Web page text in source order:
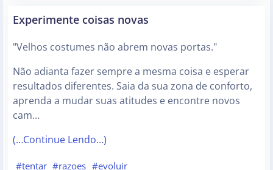
Experimente coisas novas
"Velhos costumes não abrem novas portas."
Não adianta fazer sempre a mesma coisa e esperar
resultados diferentes. Saia da sua zona de conforto,
aprenda a mudar suas atitudes e encontre novos
cam…
(…Continue Lendo…)
#tentar #razoes #evoluir